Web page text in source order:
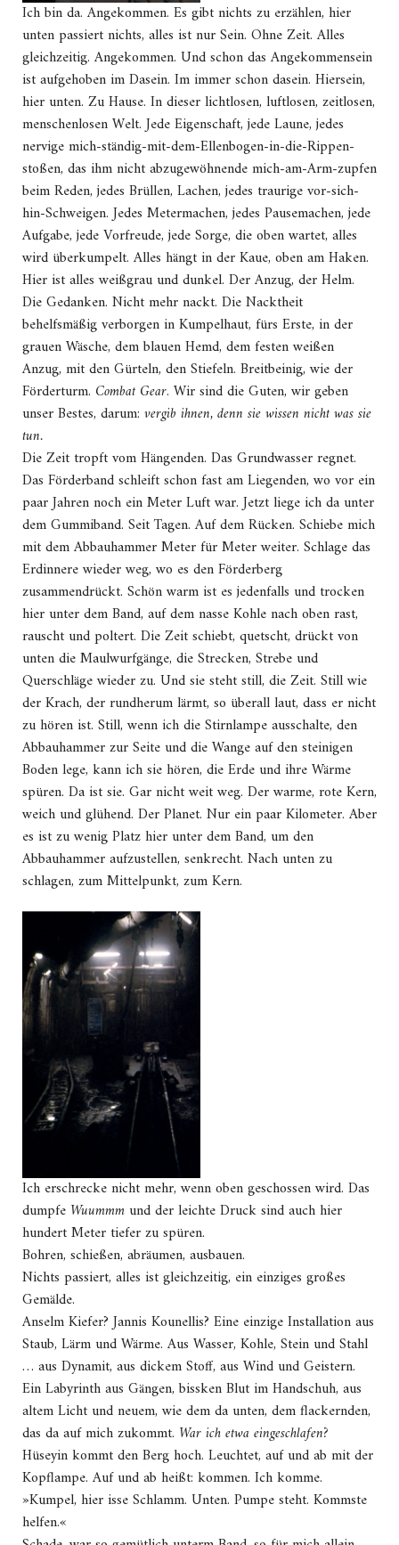
Ich bin da. Angekommen. Es gibt nichts zu erzählen, hier
unten passiert nichts, alles ist nur Sein. Ohne Zeit. Alles
gleichzeitig. Angekommen. Und schon das Angekommensein
ist aufgehoben im Dasein. Im immer schon dasein. Hiersein,
hier unten. Zu Hause. In dieser lichtlosen, luftlosen, zeitlosen,
menschenlosen Welt. Jede Eigenschaft, jede Laune, jedes
nervige mich-ständig-mit-dem-Ellenbogen-in-die-Rippen-
stoßen, das ihm nicht abzugewöhnende mich-am-Arm-zupfen
beim Reden, jedes Brüllen, Lachen, jedes traurige vor-sich-
hin-Schweigen. Jedes Metermachen, jedes Pausemachen, jede
Aufgabe, jede Vorfreude, jede Sorge, die oben wartet, alles
wird überkumpelt. Alles hängt in der Kaue, oben am Haken.
Hier ist alles weißgrau und dunkel. Der Anzug, der Helm.
Die Gedanken. Nicht mehr nackt. Die Nacktheit
behelfsmäßig verborgen in Kumpelhaut, fürs Erste, in der
grauen Wäsche, dem blauen Hemd, dem festen weißen
Anzug, mit den Gürteln, den Stiefeln. Breitbeinig, wie der
Förderturm. Combat Gear. Wir sind die Guten, wir geben
unser Bestes, darum: vergib ihnen, denn sie wissen nicht was sie
tun.
Die Zeit tropft vom Hängenden. Das Grundwasser regnet.
Das Förderband schleift schon fast am Liegenden, wo vor ein
paar Jahren noch ein Meter Luft war. Jetzt liege ich da unter
dem Gummiband. Seit Tagen. Auf dem Rücken. Schiebe mich
mit dem Abbauhammer Meter für Meter weiter. Schlage das
Erdinnere wieder weg, wo es den Förderberg
zusammendrückt. Schön warm ist es jedenfalls und trocken
hier unter dem Band, auf dem nasse Kohle nach oben rast,
rauscht und poltert. Die Zeit schiebt, quetscht, drückt von
unten die Maulwurfgänge, die Strecken, Strebe und
Querschläge wieder zu. Und sie steht still, die Zeit. Still wie
der Krach, der rundherum lärmt, so überall laut, dass er nicht
zu hören ist. Still, wenn ich die Stirnlampe ausschalte, den
Abbauhammer zur Seite und die Wange auf den steinigen
Boden lege, kann ich sie hören, die Erde und ihre Wärme
spüren. Da ist sie. Gar nicht weit weg. Der warme, rote Kern,
weich und glühend. Der Planet. Nur ein paar Kilometer. Aber
es ist zu wenig Platz hier unter dem Band, um den
Abbauhammer aufzustellen, senkrecht. Nach unten zu
schlagen, zum Mittelpunkt, zum Kern.
Ich erschrecke nicht mehr, wenn oben geschossen wird. Das
dumpfe Wuummmund der leichte Druck sind auch hier
hundert Meter tiefer zu spüren.
Bohren, schießen, abräumen, ausbauen.
Nichts passiert, alles ist gleichzeitig, ein einziges großes
Gemälde.
Anselm Kiefer? Jannis Kounellis? Eine einzige Installation aus
Staub, Lärm und Wärme. Aus Wasser, Kohle, Stein und Stahl
… aus Dynamit, aus dickem Stoff, aus Wind und Geistern.
Ein Labyrinth aus Gängen, bissken Blut im Handschuh, aus
altem Licht und neuem, wie dem da unten, dem flackernden,
das da auf mich zukommt. War ich etwa eingeschlafen?
Hüseyin kommt den Berg hoch. Leuchtet, auf und ab mit der
Kopflampe. Auf und ab heißt: kommen. Ich komme.
»Kumpel, hier isse Schlamm. Unten. Pumpe steht. Kommste
helfen.«